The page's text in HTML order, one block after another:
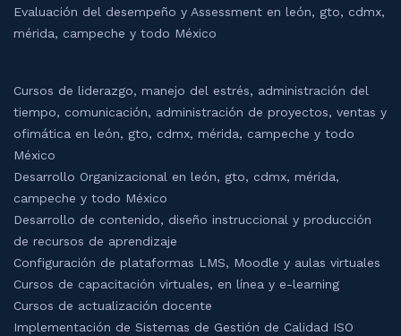
Evaluación del desempeño y Assessment en león, gto, cdmx,
mérida, campeche y todo México
Cursos de liderazgo, manejo del estrés, administración del
tiempo, comunicación, administración de proyectos, ventas y
ofimática en león, gto, cdmx, mérida, campeche y todo
México
Desarrollo Organizacional en león, gto, cdmx, mérida,
campeche y todo México
Desarrollo de contenido, diseño instruccional y producción
de recursos de aprendizaje
Configuración de plataformas LMS, Moodle y aulas virtuales
Cursos de capacitación virtuales, en línea y e-learning
Cursos de actualización docente
Implementación de Sistemas de Gestión de Calidad ISO